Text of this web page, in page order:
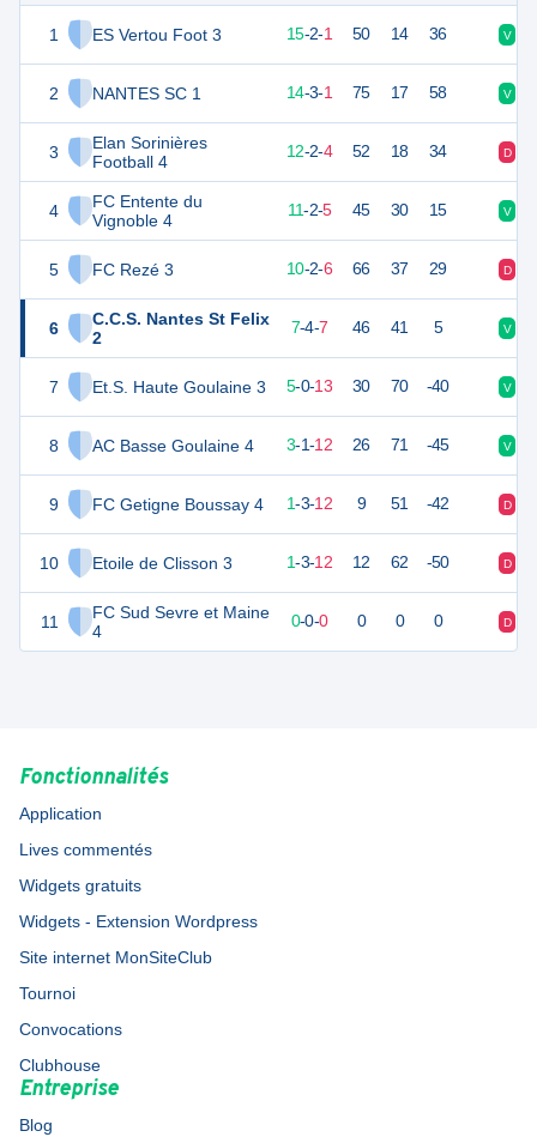
1 ES Vertou Foot 3
2 NANTES SC 1
3
Elan Sorinières
Football 4
4
FC Entente du
Vignoble 4
5 FC Rezé 3
6
C.C.S. Nantes St Felix
2
7 Et.S. Haute Goulaine 3
8 AC Basse Goulaine 4
9 FC Getigne Boussay 4
10 Etoile de Clisson 3
11
FC Sud Sevre et Maine
4
47 15-2-1 50 14 36 V
14-3-1 75 17 58 V
12-2-4 52 18 34 D
11-2-5 45 30 15 V
10-2-6 66 37 29 D
24 18 7-4-7 46 41 5 V
15 18 5-0-13 30 70 -40 V
8 18 3-1-12 26 71 -45 V
4 18 1-3-12 9 51 -42 D
4 1-3-12 12 62 -50 D
0 0 0-0-0 0 0 0 D
Fonctionnalités
Application
Lives commentés
Widgets gratuits
Widgets - Extension Wordpress
Site internet MonSiteClub
Tournoi
Convocations
Clubhouse
Entreprise
Blog